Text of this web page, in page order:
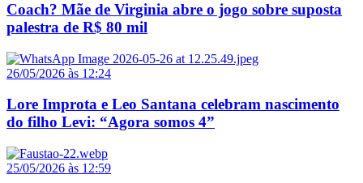
Coach? Mãe de Virginia abre o jogo sobre suposta
palestra de R$ 80 mil
26/05/2026 às 12:24
Lore Improta e Leo Santana celebram nascimento
do filho Levi: “Agora somos 4”
25/05/2026 às 12:59